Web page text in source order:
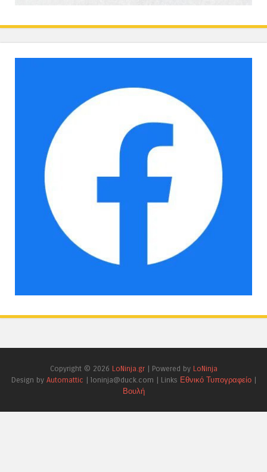
Copyright © 2026 LoNinja.gr| Powered by LoNinja
Design by Automattic | loninja@duck.com | Links Εθνικό Τυπογραφείο|
Βουλή